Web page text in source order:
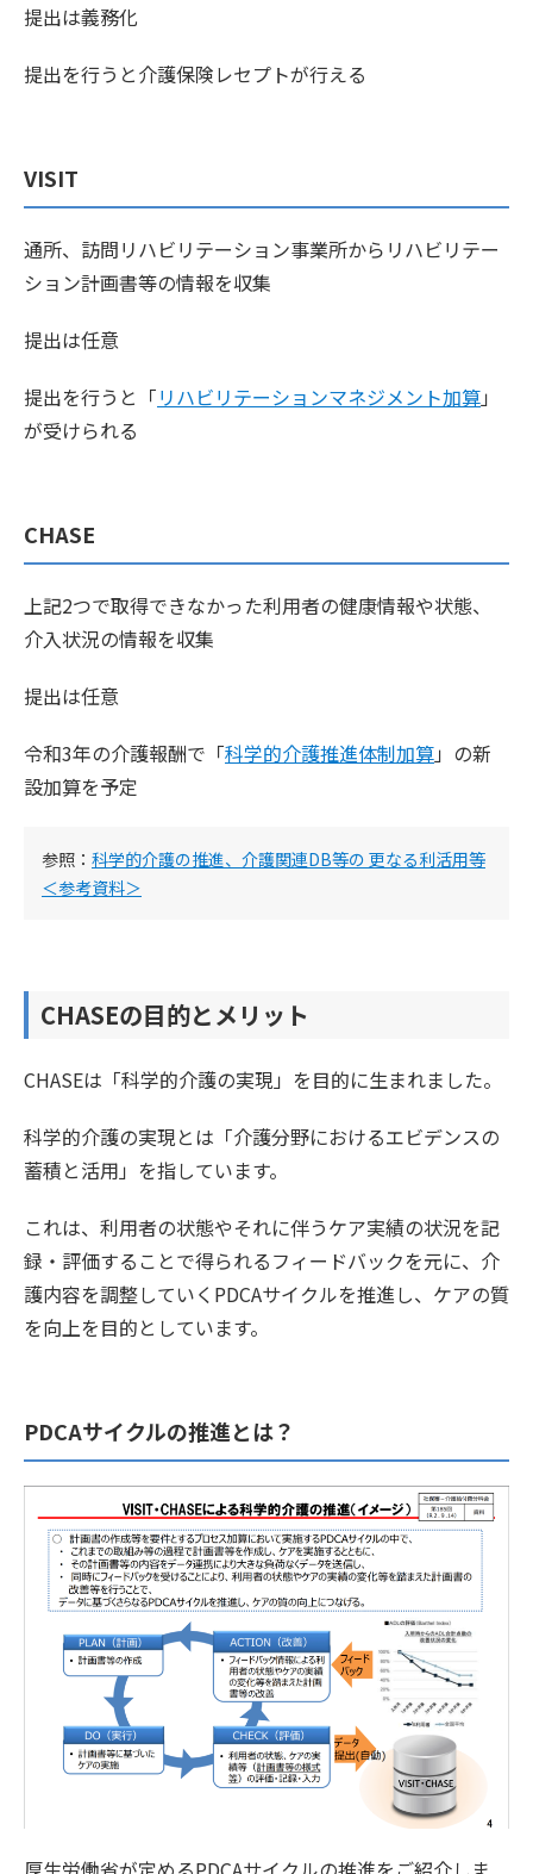
提出は義務化
提出を行うと介護保険レセプトが行える
VISIT
通所、訪問リハビリテーション事業所からリハビリテー
ション計画書等の情報を収集
提出は任意
提出を行うと「リハビリテーションマネジメント加算」
が受けられる
CHASE
上記2つで取得できなかった利用者の健康情報や状態、
介入状況の情報を収集
提出は任意
令和3年の介護報酬で「科学的介護推進体制加算」の新
設加算を予定
参照： 科学的介護の推進、介護関連DB等の 更なる利活用等
＜参考資料＞
CHASEの目的とメリット
CHASEは「科学的介護の実現」を目的に生まれました。
科学的介護の実現とは「介護分野におけるエビデンスの
蓄積と活用」を指しています。
これは、利用者の状態やそれに伴うケア実績の状況を記
録・評価することで得られるフィードバックを元に、介
護内容を調整していくPDCAサイクルを推進し、ケアの質
を向上を目的としています。
PDCAサイクルの推進とは？